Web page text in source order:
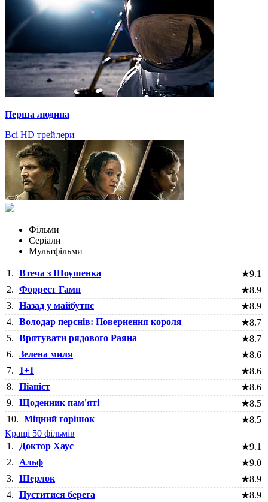
Перша людина
Всі HD трейлери
Фільми
Серіали
Мультфільми
1. Втеча з Шоушенка ★9.1
2. Форрест Гамп ★8.9
3. Назад у майбутнє ★8.9
4. Володар перснів: Повернення короля ★8.7
5. Врятувати рядового Раяна ★8.7
6. Зелена миля ★8.6
7.
1+1 ★8.6
8. Піаніст ★8.6
9. Щоденник пам'яті ★8.5
10. Міцний горішок ★8.5
Кращі 50 фільмів
1.
Доктор Хаус ★9.1
2.
Альф ★9.0
3. Шерлок ★8.9
4. Пуститися берега ★8.9